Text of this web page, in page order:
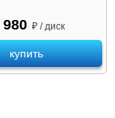
980 ₽ / диск
купить